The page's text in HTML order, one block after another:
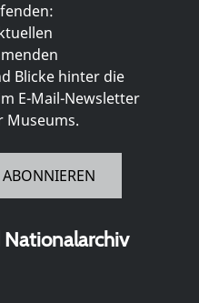
Blicke hinter die
E-Mail-Newsletter
Museums.
ABONNIEREN